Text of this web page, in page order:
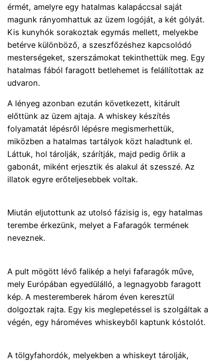
érmét, amelyre egy hatalmas kalapáccsal saját
magunk rányomhattuk az üzem logóját, a két gólyát.
Kis kunyhók sorakoztak egymás mellett, melyekbe
betérve különböző, a szeszfőzéshez kapcsolódó
mesterségeket, szerszámokat tekinthettük meg. Egy
hatalmas fából faragott betlehemet is felállítottak az
udvaron.
A lényeg azonban ezután következett, kitárult
előttünk az üzem ajtaja. A whiskey készítés
folyamatát lépésről lépésre megismerhettük,
miközben a hatalmas tartályok közt haladtunk el.
Láttuk, hol tárolják, szárítják, majd pedig őrlik a
gabonát, miként erjesztik és alakul át szesszé. Az
illatok egyre erőteljesebbek voltak.
Miután eljutottunk az utolsó fázisig is, egy hatalmas
terembe érkezünk, melyet a Fafaragók termének
neveznek.
A pult mögött lévő falikép a helyi fafaragók műve,
mely Európában egyedülálló, a legnagyobb faragott
kép. A mesteremberek három éven keresztül
dolgoztak rajta. Egy kis meglepetéssel is szolgáltak a
végén, egy hároméves whiskeyből kaptunk kóstolót.
A tölgyfahordók, melyekben a whiskeyt tárolják,